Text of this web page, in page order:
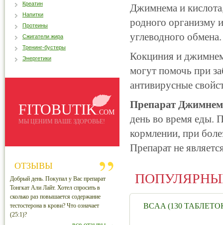
Джимнема и
родного организму
углеводного обмена.
Кокциния и
могут помочь при
антивирусные
Препарат
день во время еды.
кормлении, при
Препарат не
BCAA (130
Креатин
Напитки
Протеины
Сжигатели жира
Тренинг-бустеры
Энергетики
FITOBUTIK.COM
МЫ ЦЕНИМ ВАШЕ ЗДОРОВЬЕ!
ОТЗЫВЫ
Добрый день. Покупал у Вас препарат
Тонгкат Али Лайт. Хотел спросить в
сколько раз повышается содержание
тестостерона в крови? Что означает
(25:1)?